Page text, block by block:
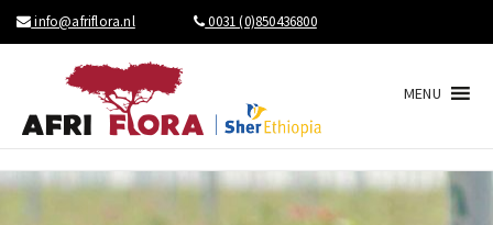
info@afriflora.nl 0031 (0)850436800
MENU